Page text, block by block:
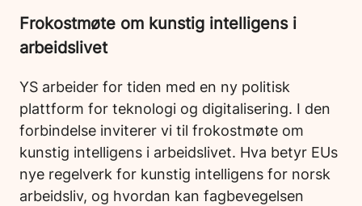
Frokostmøte om kunstig intelligens i
arbeidslivet
YS arbeider for tiden med en ny politisk
plattform for teknologi og digitalisering. I den
forbindelse inviterer vi til frokostmøte om
kunstig intelligens i arbeidslivet. Hva betyr EUs
nye regelverk for kunstig intelligens for norsk
arbeidsliv, og hvordan kan fagbevegelsen